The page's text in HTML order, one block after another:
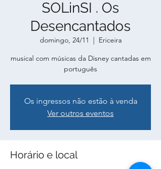
SOLinSI . Os
Desencantados
domingo, 24/11
  |
Ericeira
musical com músicas da Disney cantadas em
português
Os ingressos não estão à venda
Ver outros eventos
Horário e local